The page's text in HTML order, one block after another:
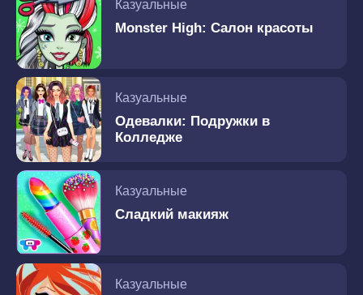
Казуальные
Monster High: Салон красоты
Казуальные
Одевалки: Подружки в
Колледже
Казуальные
Сладкий макияж
Казуальные